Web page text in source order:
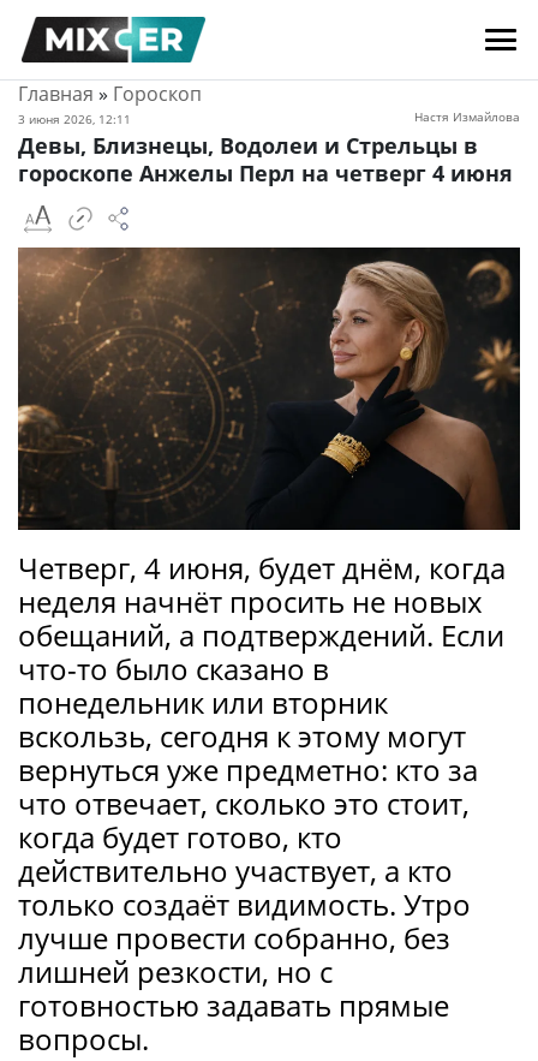
Главная » Гороскоп
3 июня 2026, 12:11 Настя Измайлова
Девы, Близнецы, Водолеи и Стрельцы в
гороскопе Анжелы Перл на четверг 4 июня
Четверг, 4 июня, будет днём, когда
неделя начнёт просить не новых
обещаний, а подтверждений. Если
что-то было сказано в
понедельник или вторник
вскользь, сегодня к этому могут
вернуться уже предметно: кто за
что отвечает, сколько это стоит,
когда будет готово, кто
действительно участвует, а кто
только создаёт видимость. Утро
лучше провести собранно, без
лишней резкости, но с
готовностью задавать прямые
вопросы.